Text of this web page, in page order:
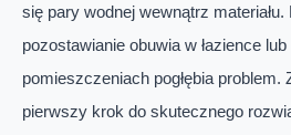
się pary wodnej wewnątrz materiału.
pozostawianie obuwia w łazience
pomieszczeniach pogłębia
pierwszy krok do skutecznego